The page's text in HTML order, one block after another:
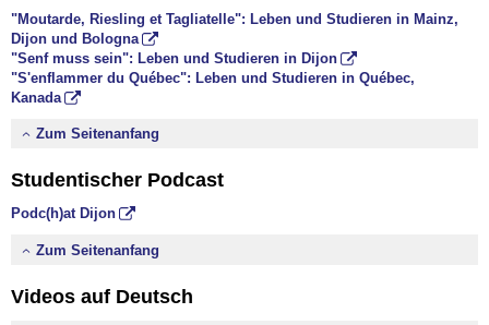
"Moutarde, Riesling et Tagliatelle": Leben und Studieren in Mainz,
Dijon und Bologna
"Senf muss sein": Leben und Studieren in Dijon
"S'enflammer du Québec": Leben und Studieren in Québec,
Kanada
Zum Seitenanfang
Studentischer Podcast
Podc(h)at Dijon
Zum Seitenanfang
Videos auf Deutsch